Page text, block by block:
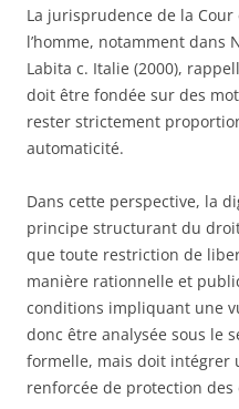
La jurisprudence de la
l’homme, notamment dans
Labita c. Italie (2000),
doit être fondée sur des
rester strictement
automaticité.
Dans cette perspective, la
principe structurant du
que toute restriction de
manière rationnelle et
conditions impliquant une
donc être analysée sous le
formelle, mais doit intégrer
renforcée de protection